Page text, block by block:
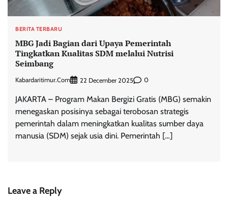
BERITA TERBARU
MBG Jadi Bagian dari Upaya Pemerintah
Tingkatkan Kualitas SDM melalui Nutrisi
Seimbang
Kabardaritimur.com 22 December 2025 0
JAKARTA – Program Makan Bergizi Gratis (MBG) semakin
menegaskan posisinya sebagai terobosan strategis
pemerintah dalam meningkatkan kualitas sumber daya
manusia (SDM) sejak usia dini. Pemerintah […]
Leave a Reply